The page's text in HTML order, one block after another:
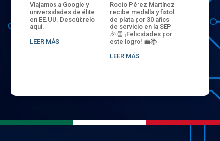
Viajamos a Google y
universidades de élite
en EE.UU. Descúbrelo
aquí.
LEER MÁS
Rocío Pérez Martínez
recibe medalla y fistol
de plata por 30 años
de servicio en la SEP
🎉👏 ¡Felicidades por
este logro! 💼📚
LEER MÁS
ENECB-
del
batalla.
32
sede